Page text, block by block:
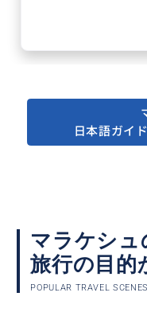
モロッコの事な
があればお気軽
オーダーメイ
30代
日本語ガイ
マラケシュ
旅行の目的
POPULAR TRAVEL SCENES